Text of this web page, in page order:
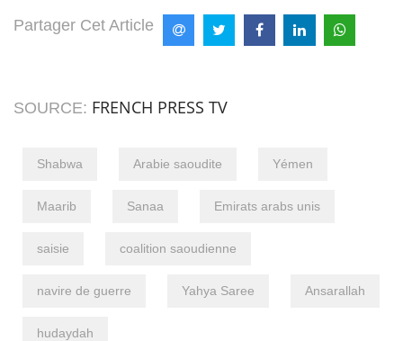
Partager Cet Article
SOURCE: FRENCH PRESS TV
Shabwa Arabie saoudite Yémen
Maarib Sanaa Emirats arabs unis
saisie coalition saoudienne
navire de guerre Yahya Saree Ansarallah
hudaydah